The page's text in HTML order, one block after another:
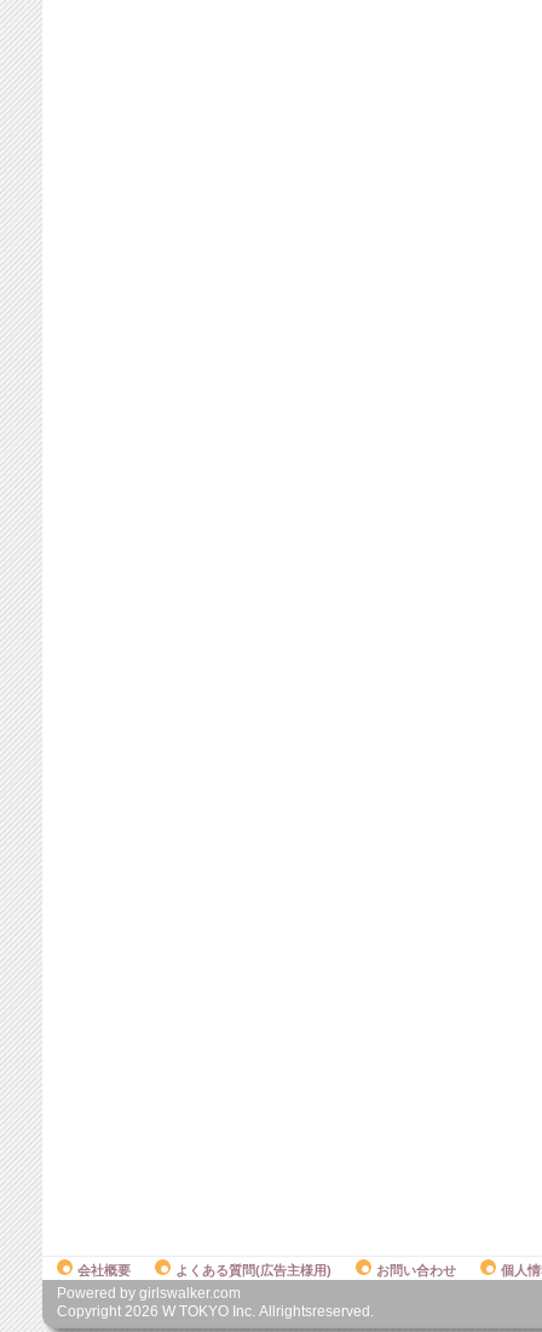
会社概要 よくある質問(広告主様用) お問い合わせ 個人
Powered by girlswalker.com
Copyright 2026 W TOKYO Inc. Allrightsreserved.